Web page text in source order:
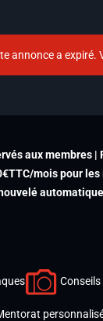
annonce a expiré.
aux membres
mois pour